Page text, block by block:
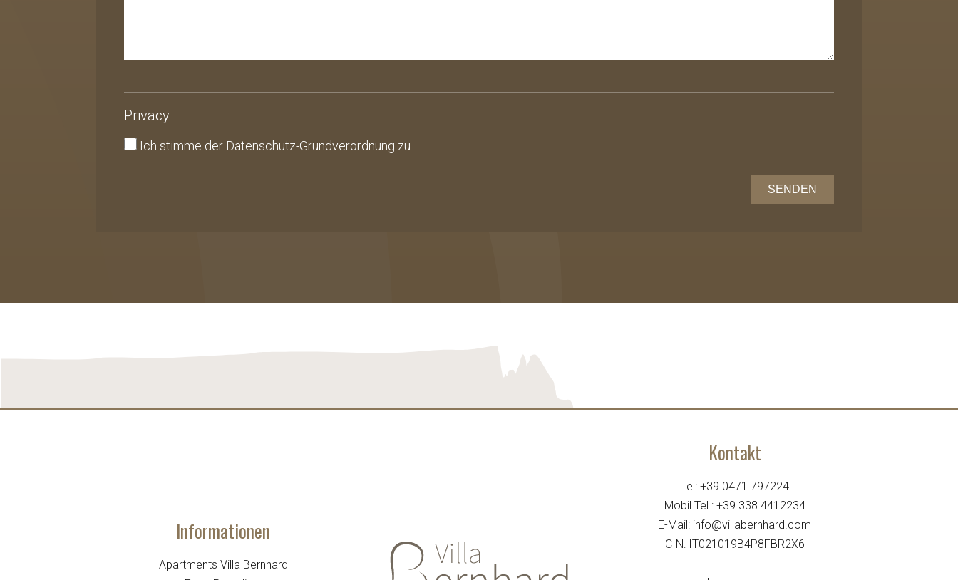
Privacy
Ich stimme der Datenschutz-Grundverordnung zu.
Informationen
Apartments Villa Bernhard
Kontakt
Tel: +39 0471 797224
Mobil Tel.: +39 338 4412234
E-Mail: info@villabernhard.com
CIN: IT021019B4P8FBR2X6